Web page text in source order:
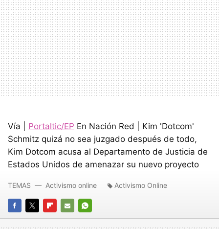
Vía | Portaltic/EP En Nación Red | Kim 'Dotcom'
Schmitz quizá no sea juzgado después de todo,
Kim Dotcom acusa al Departamento de Justicia de
Estados Unidos de amenazar su nuevo proyecto
FACEBOOK
TWITTERFLIPBOARD
E- WHATSAPP
TEMAS Activismo online Activismo Online